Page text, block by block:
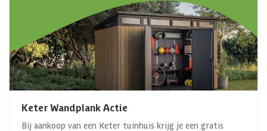
Keter Wandplank Actie
Bij aankoop van een Keter tuinhuis krijg je een gratis